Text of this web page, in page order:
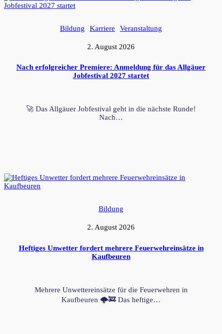
Bildung Karriere Veranstaltung
2. August 2026
Nach erfolgreicher Premiere: Anmeldung für das Allgäuer
Jobfestival 2027 startet
🚀 Das Allgäuer Jobfestival geht in die nächste Runde!
Nach…
Bildung
2. August 2026
Heftiges Unwetter fordert mehrere Feuerwehreinsätze in
Kaufbeuren
Mehrere Unwettereinsätze für die Feuerwehren in
Kaufbeuren 🌩️🚒 Das heftige…